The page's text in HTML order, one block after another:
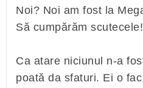
Noi? Noi am fost la
Să cumpărăm scutecele!
Ca atare niciunul n-a
poată da sfaturi. Ei o